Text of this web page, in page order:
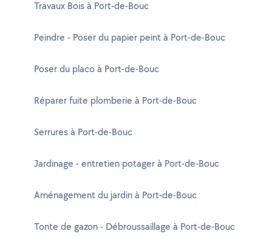
Travaux Bois à Port-de-Bouc
Peindre - Poser du papier peint à Port-de-Bouc
Poser du placo à Port-de-Bouc
Réparer fuite plomberie à Port-de-Bouc
Serrures à Port-de-Bouc
Jardinage - entretien potager à Port-de-Bouc
Aménagement du jardin à Port-de-Bouc
Tonte de gazon - Débroussaillage à Port-de-Bouc